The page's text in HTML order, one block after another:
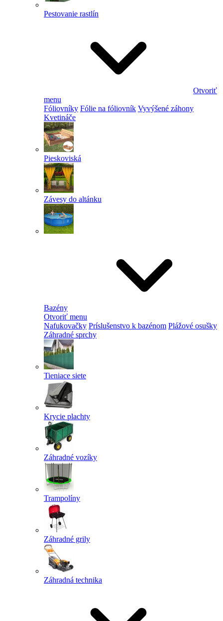
Pestovanie rastlín
Otvoriť
menu
Fóliovníky Fólie na fóliovník Vyvýšené záhony
Kvetináče
Pieskoviská
Závesy do altánku
Bazény
Otvoriť menu
Nafukovačky Príslušenstvo k bazénom Plážové osušky
Záhradné sprchy
Tieniace siete
Krycie plachty
Záhradné vozíky
Trampolíny
Záhradné grily
Záhradná technika